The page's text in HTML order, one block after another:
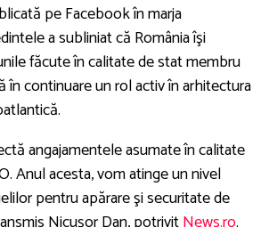
pe Facebook în marja
a subliniat că România îşi
făcute în calitate de stat membru
în continuare un rol activ în arhitectura
angajamentele asumate în calitate
Anul acesta, vom atinge un nivel
pentru apărare şi securitate de